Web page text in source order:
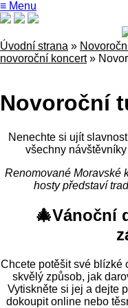
≡ Menu
Úvodní strana »
novoroční koncert»
Novoroční
Nenechte si ujít
všechny
Renomované Moravské
hosty představí
🎄Vánoční
Chcete potěšit své blízké
skvělý způsob, jak
Vytiskněte si jej a dejte
dokoupit online nebo